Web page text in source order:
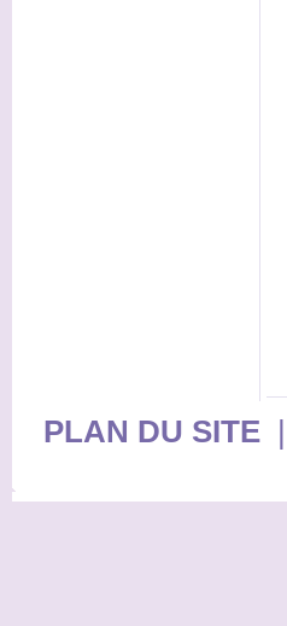
PLAN DU SITE|